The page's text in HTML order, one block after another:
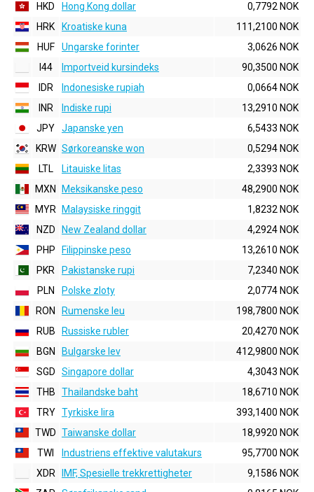
HKD
Hong Kong dollar
0,7792 NOK
HRK
Kroatiske kuna
111,2100 NOK
HUF
Ungarske forinter
3,0626 NOK
I44
Importveid kursindeks
90,3500 NOK
IDR
Indonesiske rupiah
0,0664 NOK
INR
Indiske rupi
13,2910 NOK
JPY
Japanske yen
6,5433 NOK
KRW Sørkoreanske won
0,5294 NOK
LTL
Litauiske litas
2,3393 NOK
MXN
Meksikanske peso
48,2900 NOK
MYR
Malaysiske ringgit
1,8232 NOK
NZD
New Zealand dollar
4,2924 NOK
PHP
Filippinske peso
13,2610 NOK
PKR
Pakistanske rupi
7,2340 NOK
PLN
Polske zloty
2,0774 NOK
RON
Rumenske leu
198,7800 NOK
RUB
Russiske rubler
20,4270 NOK
BGN
Bulgarske lev
412,9800 NOK
SGD
Singapore dollar
4,3043 NOK
THB
Thailandske baht
18,6710 NOK
TRY Tyrkiske lira
393,1400 NOK
TWD Taiwanske dollar
18,9920 NOK
TWI
Industriens effektive valutakurs
95,7700 NOK
XDR
IMF, Spesielle trekkrettigheter
9,1586 NOK